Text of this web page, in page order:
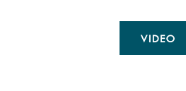
VIDEO